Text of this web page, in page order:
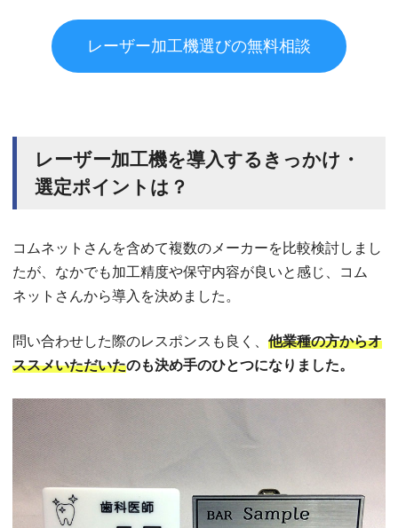
レーザー加工機選びの無料相談
レーザー加工機を導入するきっかけ・
選定ポイントは？
コムネットさんを含めて複数のメーカーを比較検討しまし
たが、なかでも加工精度や保守内容が良いと感じ、コム
ネットさんから導入を決めました。
問い合わせした際のレスポンスも良く、 他業種の方からオ
ススメいただいたのも決め手のひとつになりました。